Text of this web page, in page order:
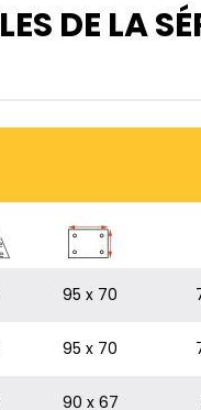
DE LA
95 x 70
95 x 70
90 x 67